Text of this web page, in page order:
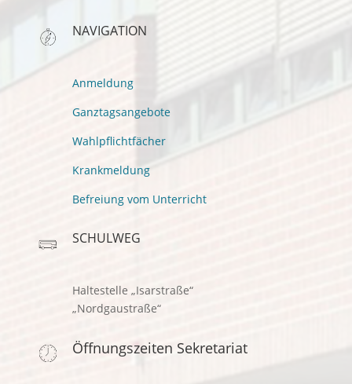
NAVIGATION
Anmeldung
Ganztagsangebote
Wahlpflichtfächer
Krankmeldung
Befreiung vom Unterricht
SCHULWEG
Haltestelle „Isarstraße“
„Nordgaustraße“
Öffnungszeiten Sekretariat